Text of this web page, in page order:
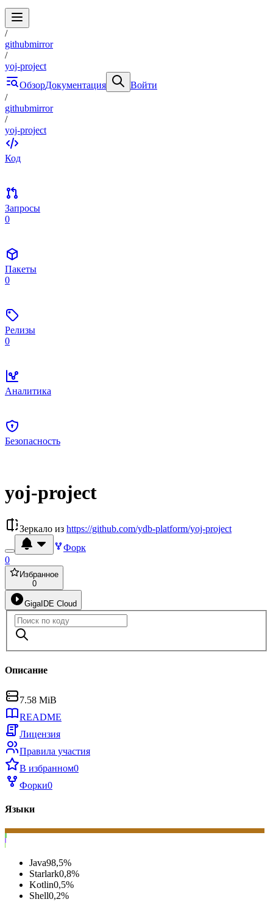
/
githubmirror
/
yoj-project
ОбзорДокументация
Войти
/
githubmirror
/
yoj-project
Код
Запросы
0
Пакеты
0
Релизы
0
Аналитика
Безопасность
yoj-project
Зеркало из https://github.com/ydb-platform/yoj-project
Форк
0
Избранное
0
GigaIDE Cloud
Описание
7.58 MiB
README
Лицензия
Правила участия
В избранном0
Форки0
Языки
Java98,5%
Starlark0,8%
Kotlin0,5%
Shell0,2%